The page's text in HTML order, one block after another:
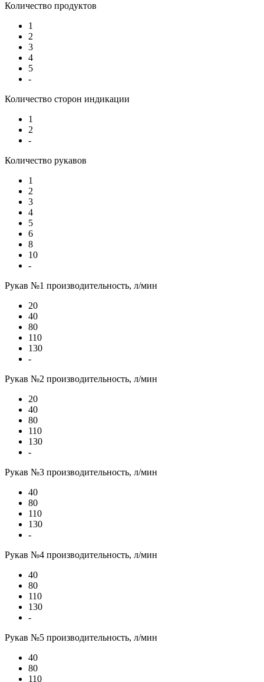
Количество продуктов
1
2
3
4
5
-
Количество сторон индикации
1
2
-
Количество рукавов
1
2
3
4
5
6
8
10
-
Рукав №1 производительность, л/мин
20
40
80
110
130
-
Рукав №2 производительность, л/мин
20
40
80
110
130
-
Рукав №3 производительность, л/мин
40
80
110
130
-
Рукав №4 производительность, л/мин
40
80
110
130
-
Рукав №5 производительность, л/мин
40
80
110